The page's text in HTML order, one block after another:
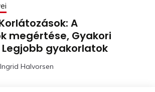
A
megértése, Gyakori
gyakorlatok
Ingrid Halvorsen